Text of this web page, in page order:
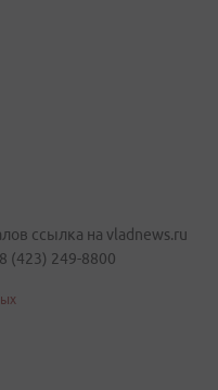
ссылка на vladnews.ru
(423) 249-8800